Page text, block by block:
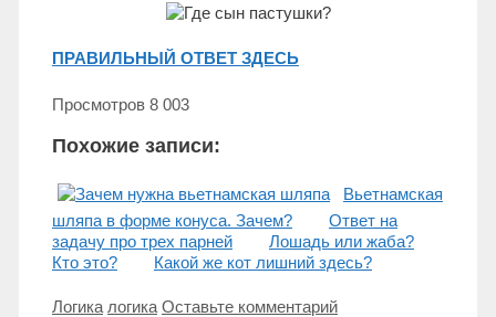
ПРАВИЛЬНЫЙ ОТВЕТ ЗДЕСЬ
Просмотров 8 003
Похожие записи:
Вьетнамская
шляпа в форме конуса. Зачем?
Ответ на
задачу про трех парней
Лошадь или жаба?
Кто это?
Какой же кот лишний здесь?
Рубрики
Логика Метки
логика Оставьте комментарий